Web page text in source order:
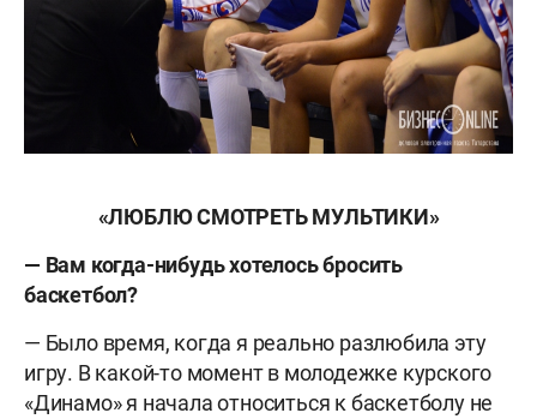
«ЛЮБЛЮ СМОТРЕТЬ МУЛЬТИКИ»
— Вам когда-нибудь хотелось бросить
баскетбол?
— Было время, когда я реально разлюбила эту
игру. В какой-то момент в молодежке курского
«Динамо» я начала относиться к баскетболу не